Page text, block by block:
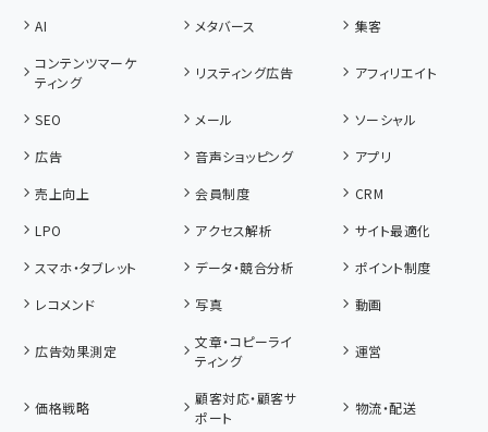
AI
メタバース
集客
コンテンツマーケ
ティング
リスティング広告 アフィリエイト
SEO メール
ソーシャル
広告
音声ショッピング
アプリ
売上向上
会員制度
CRM
LPO
アクセス解析
サイト最適化
スマホ・タブレット
データ・競合分析
ポイント制度
レコメンド
写真 動画
広告効果測定
文章・コピーライ
ティング
運営
価格戦略
顧客対応・顧客サ
ポート
物流・配送